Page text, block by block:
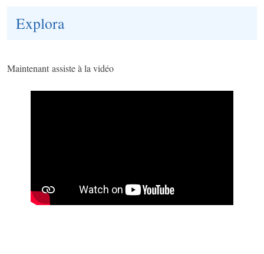
Explora
Maintenant assiste à la vidéo